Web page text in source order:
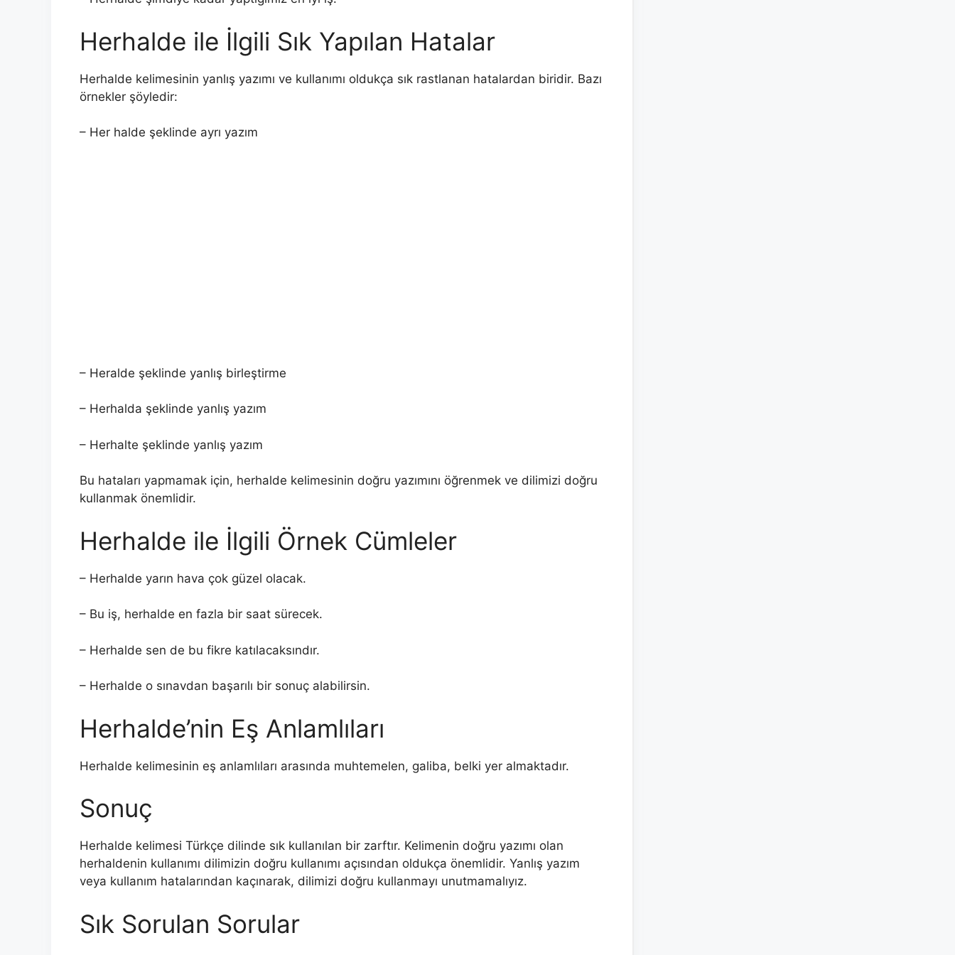
Herhalde ile İlgili Sık Yapılan Hatalar
Herhalde kelimesinin yanlış yazımı ve kullanımı oldukça sık rastlanan hatalardan biridir. Bazı
örnekler şöyledir:
– Her halde şeklinde ayrı yazım
– Heralde şeklinde yanlış birleştirme
– Herhalda şeklinde yanlış yazım
– Herhalte şeklinde yanlış yazım
Bu hataları yapmamak için, herhalde kelimesinin doğru yazımını öğrenmek ve dilimizi doğru
kullanmak önemlidir.
Herhalde ile İlgili Örnek Cümleler
– Herhalde yarın hava çok güzel olacak.
– Bu iş, herhalde en fazla bir saat sürecek.
– Herhalde sen de bu fikre katılacaksındır.
– Herhalde o sınavdan başarılı bir sonuç alabilirsin.
Herhalde’nin Eş Anlamlıları
Herhalde kelimesinin eş anlamlıları arasında muhtemelen, galiba, belki yer almaktadır.
Sonuç
Herhalde kelimesi Türkçe dilinde sık kullanılan bir zarftır. Kelimenin doğru yazımı olan
herhaldenin kullanımı dilimizin doğru kullanımı açısından oldukça önemlidir. Yanlış yazım
veya kullanım hatalarından kaçınarak, dilimizi doğru kullanmayı unutmamalıyız.
Sık Sorulan Sorular